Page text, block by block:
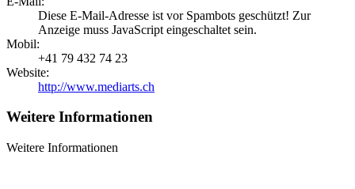
Diese E-Mail-Adresse ist vor Spambots geschützt! Zur
Anzeige muss JavaScript eingeschaltet sein.
Mobil:
+41 79 432 74 23
Website:
http://www.mediarts.ch
Weitere Informationen
Weitere Informationen